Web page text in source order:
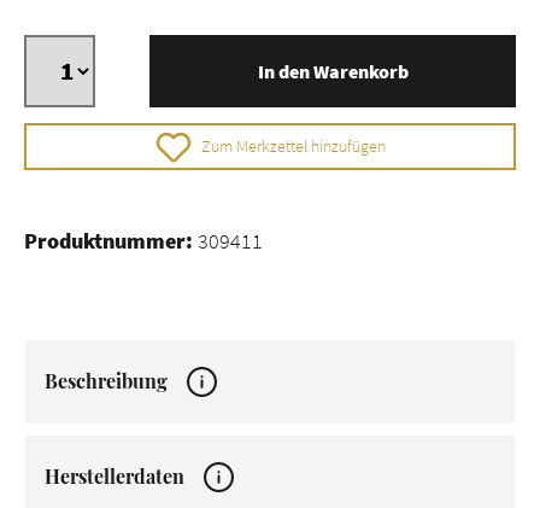
In den Warenkorb
Zum Merkzettel hinzufügen
Produktnummer: 309411
Beschreibung
Herstellerdaten